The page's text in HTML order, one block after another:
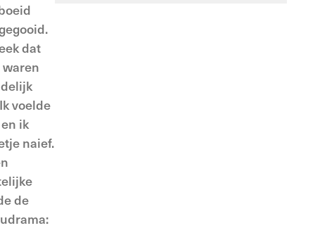
dat
voelde
ik
naief.
de